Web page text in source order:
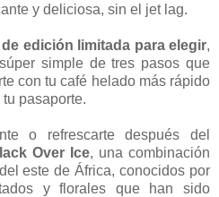
y deliciosa, sin el jet lag.
edición limitada para elegir,
simple de tres pasos que
con tu café helado más rápido
pasaporte.
o refrescarte después del
Over Ice, una combinación
este de África, conocidos por
y florales que han sido